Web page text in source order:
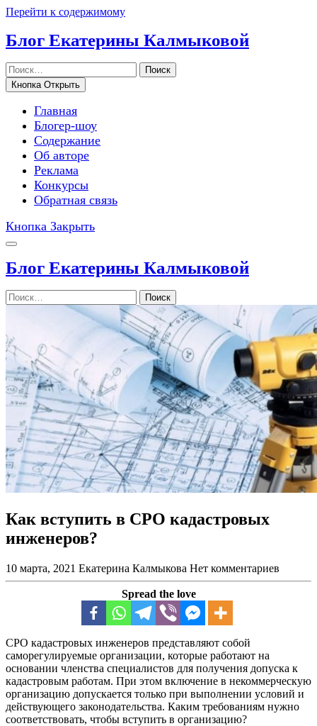
Перейти к содержимому
Блог Екатерины Калмыковой
Поиск
Кнопка Открыть
Главная
Блогер-шоу
Содержание
Об авторе
Реклама
Конкурсы
Обратная связь
Кнопка Закрыть
Блог Екатерины Калмыковой
Поиск
Как вступить в СРО кадастровых
инженеров?
10 марта, 2021 Екатерина Калмыкова Нет комментариев
Spread the love
СРО кадастровых инженеров представляют собой
саморегулируемые организации, которые работают на
основании членства специалистов для получения допуска к
кадастровым работам. При этом включение в некоммерческую
организацию допускается только при выполнении условий и
действующего законодательства. Каким требованиям нужно
соответствовать, чтобы вступить в организацию?